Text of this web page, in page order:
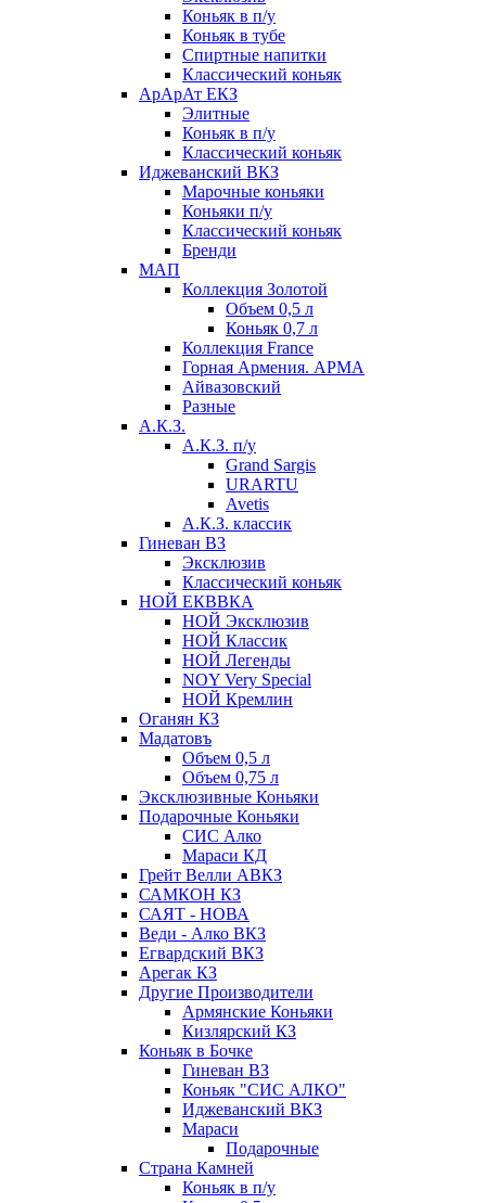
Коньяк в п/у
Коньяк в тубе
Спиртные напитки
Классический коньяк
АрАрАт ЕКЗ
Элитные
Коньяк в п/у
Классический коньяк
Иджеванский ВКЗ
Марочные коньяки
Коньяки п/у
Классический коньяк
Бренди
МАП
Коллекция Золотой
Объем 0,5 л
Коньяк 0,7 л
Коллекция France
Горная Армения. АРМА
Айвазовский
Разные
А.К.З.
А.К.З. п/у
Grand Sargis
URARTU
Avetis
А.К.З. классик
Гиневан ВЗ
Эксклюзив
Классический коньяк
НОЙ ЕКВВКА
НОЙ Эксклюзив
НОЙ Классик
НОЙ Легенды
NOY Very Speсial
НОЙ Кремлин
Оганян КЗ
Мадатовъ
Объем 0,5 л
Объем 0,75 л
Эксклюзивные Коньяки
Подарочные Коньяки
СИС Алко
Мараси КД
Грейт Велли АВКЗ
САМКОН КЗ
САЯТ - НОВА
Веди - Алко ВКЗ
Егвардский ВКЗ
Арегак КЗ
Другие Производители
Армянские Коньяки
Кизлярский КЗ
Коньяк в Бочке
Гиневан ВЗ
Коньяк "СИС АЛКО"
Иджеванский ВКЗ
Мараси
Подарочные
Страна Камней
Коньяк в п/у